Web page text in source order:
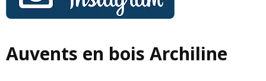
Auvents en bois Archiline